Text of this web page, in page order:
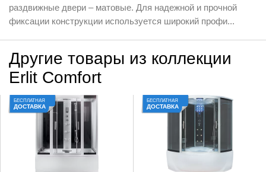
раздвижные двери – матовые. Для надежной и прочной
фиксации конструкции используется широкий профи...
Другие товары из коллекции
Erlit Comfort
БЕСПЛАТНАЯ
ДОСТАВКА
БЕСПЛАТНАЯ
ДОСТАВКА